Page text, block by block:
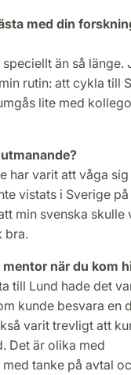
med din
än så länge.
rutin: att cykla till
lite med
har varit att våga
vistats i Sverige
min svenska skulle
bra.
när du kom
till Lund hade det
kunde besvara en
varit trevligt att
Det är olika med
tanke på avtal